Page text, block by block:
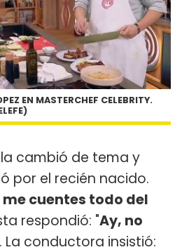
EN MASTERCHEF CELEBRITY.
cambió de tema y
por el recién nacido.
cuentes todo del
respondió: "Ay, no
La conductora insistió: